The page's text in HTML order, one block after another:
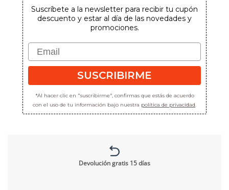
Suscríbete a la newsletter para recibir tu cupón
descuento y estar al día de las novedades y
promociones.
Email
SUSCRIBIRME
*Al hacer clic en "suscribirme", confirmas que estás de acuerdo
con el uso de tu información bajo nuestra política de privacidad
Devolución gratis 15 días
SUSCRIBIRME
*Al hacer clic en "suscribirme", confirmas que estás de acuerdo con el uso
de tu información bajo nuestra